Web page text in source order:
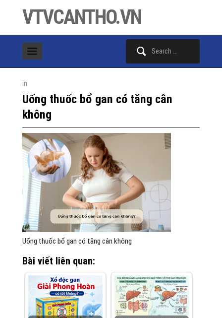
VTVCANTHO.VN
in
Uống thuốc bổ gan có tăng cân
không
Uống thuốc bổ gan có tăng cân không
Bài viết liên quan: